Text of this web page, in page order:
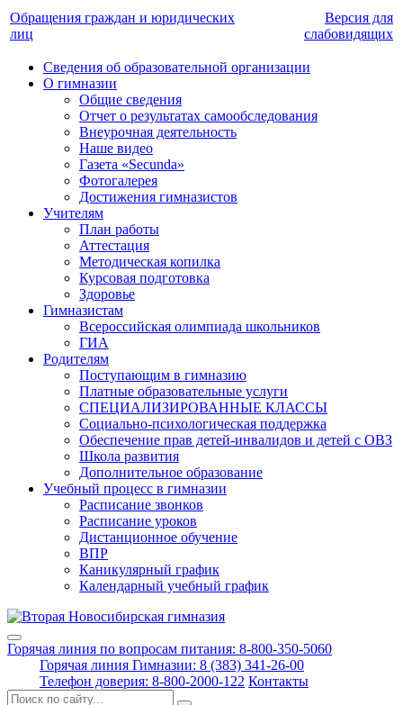
Обращения граждан и юридических
лиц
Версия для
слабовидящих
Сведения об образовательной организации
О гимназии
Общие сведения
Отчет о результатах самообследования
Внеурочная деятельность
Наше видео
Газета «Secunda»
Фотогалерея
Достижения гимназистов
Учителям
План работы
Аттестация
Методическая копилка
Курсовая подготовка
Здоровье
Гимназистам
Всероссийская олимпиада школьников
ГИА
Родителям
Поступающим в гимназию
Платные образовательные услуги
СПЕЦИАЛИЗИРОВАННЫЕ КЛАССЫ
Социально-психологическая поддержка
Обеспечение прав детей-инвалидов и детей с ОВЗ
Школа развития
Дополнительное образование
Учебный процесс в гимназии
Расписание звонков
Расписание уроков
Дистанционное обучение
ВПР
Каникулярный график
Календарный учебный график
Горячая линия по вопросам питания: 8-800-350-5060
Горячая линия Гимназии: 8 (383) 341-26-00
Телефон доверия: 8-800-2000-122 Контакты
Поиск: